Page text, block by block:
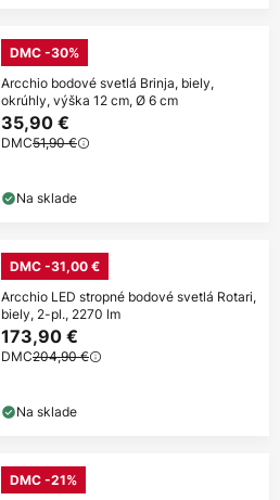
DMC -30%
Arcchio bodové svetlá Brinja, biely,
okrúhly, výška 12 cm, Ø 6 cm
35,90 €
DMC51,90 €
Na sklade
DMC -31,00 €
Arcchio LED stropné bodové svetlá Rotari,
biely, 2-pl., 2270 lm
173,90 €
DMC204,90 €
Na sklade
DMC -21%